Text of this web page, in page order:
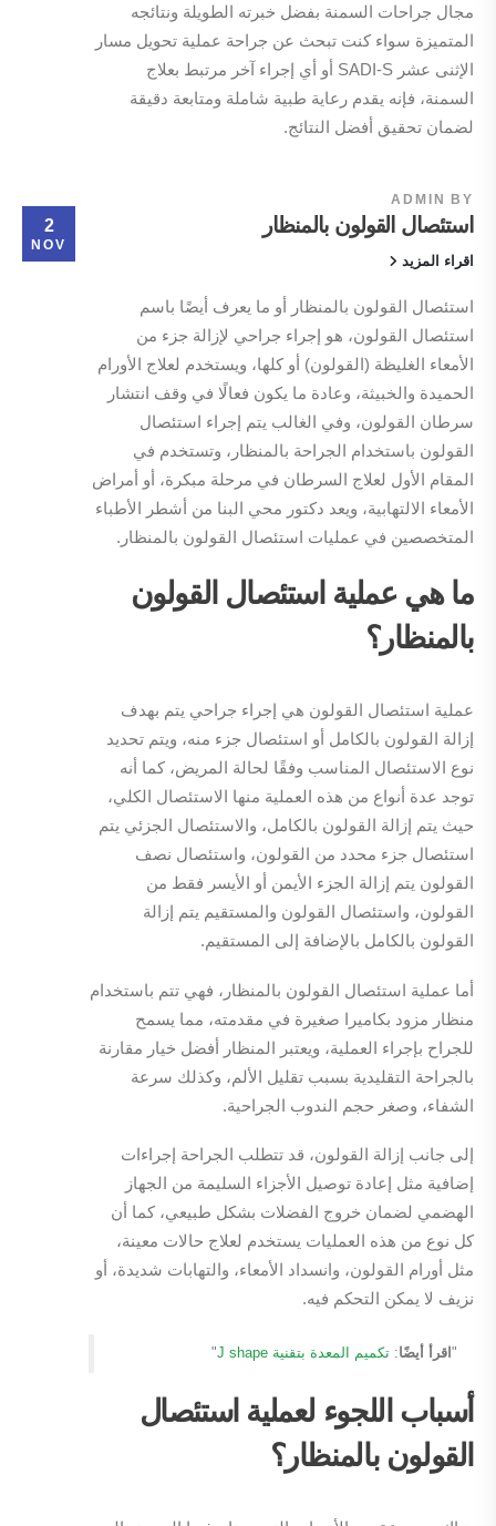
مجال جراحات السمنة بفضل خبرته الطويلة ونتائجه
المتميزة سواء كنت تبحث عن جراحة عملية تحويل مسار
الإثنى عشر SADI-S أو أي إجراء آخر مرتبط بعلاج
السمنة، فإنه يقدم رعاية طبية شاملة ومتابعة دقيقة
لضمان تحقيق أفضل النتائج.
2
NOV
BY
ADMIN
استئصال القولون بالمنظار
اقراء المزيد
استئصال القولون بالمنظار أو ما يعرف أيضًا باسم
استئصال القولون، هو إجراء جراحي لإزالة جزء من
الأمعاء الغليظة (القولون) أو كلها، ويستخدم لعلاج الأورام
الحميدة والخبيثة، وعادة ما يكون فعالًا في وقف انتشار
سرطان القولون، وفي الغالب يتم إجراء استئصال
القولون باستخدام الجراحة بالمنظار، وتستخدم في
المقام الأول لعلاج السرطان في مرحلة مبكرة، أو أمراض
الأمعاء الالتهابية، ويعد دكتور محي البنا من أشطر الأطباء
المتخصصين في عمليات استئصال القولون بالمنظار.
ما هي عملية استئصال القولون
بالمنظار؟
عملية استئصال القولون هي إجراء جراحي يتم بهدف
إزالة القولون بالكامل أو استئصال جزء منه، ويتم تحديد
نوع الاستئصال المناسب وفقًا لحالة المريض، كما أنه
توجد عدة أنواع من هذه العملية منها الاستئصال الكلي،
حيث يتم إزالة القولون بالكامل، والاستئصال الجزئي يتم
استئصال جزء محدد من القولون، واستئصال نصف
القولون يتم إزالة الجزء الأيمن أو الأيسر فقط من
القولون، واستئصال القولون والمستقيم يتم إزالة
القولون بالكامل بالإضافة إلى المستقيم.
أما عملية استئصال القولون بالمنظار، فهي تتم باستخدام
منظار مزود بكاميرا صغيرة في مقدمته، مما يسمح
للجراح بإجراء العملية، ويعتبر المنظار أفضل خيار مقارنة
بالجراحة التقليدية بسبب تقليل الألم، وكذلك سرعة
الشفاء، وصغر حجم الندوب الجراحية.
إلى جانب إزالة القولون، قد تتطلب الجراحة إجراءات
إضافية مثل إعادة توصيل الأجزاء السليمة من الجهاز
الهضمي لضمان خروج الفضلات بشكل طبيعي، كما أن
كل نوع من هذه العمليات يستخدم لعلاج حالات معينة،
مثل أورام القولون، وانسداد الأمعاء، والتهابات شديدة، أو
نزيف لا يمكن التحكم فيه.
"اقرأ أيضًا: تكميم المعدة بتقنية J shape "
أسباب اللجوء لعملية استئصال
القولون بالمنظار؟